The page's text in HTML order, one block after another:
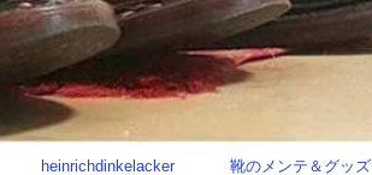
heinrichdinkelacker 靴のメンテ＆グッズ